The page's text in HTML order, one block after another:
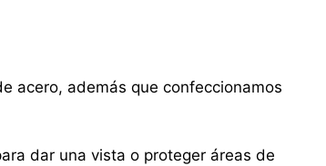
acero, además que confeccionamos
dar una vista o proteger áreas de